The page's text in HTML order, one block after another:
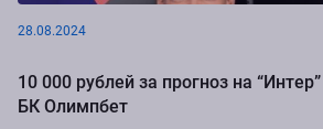
28.08.2024
10 000 рублей за прогноз на
БК Олимпбет